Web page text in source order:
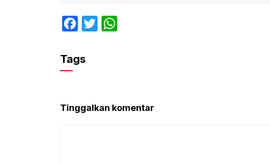
F
c
e
o
o
T
p
Tags
Tinggalkan komentar